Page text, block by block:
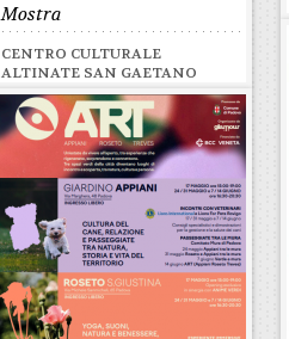
Mostra
CENTRO CULTURALE
ALTINATE SAN GAETANO